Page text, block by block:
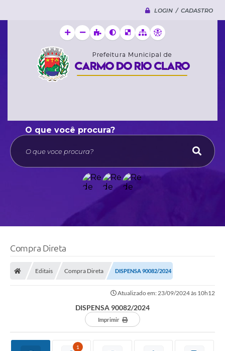
LOGIN / CADASTRO
O que voce procura?
Compra Direta
Editais Compra Direta DISPENSA 90082/2024
Atualizado em: 23/09/2024 às 10h12
DISPENSA 90082/2024
Imprimir
1